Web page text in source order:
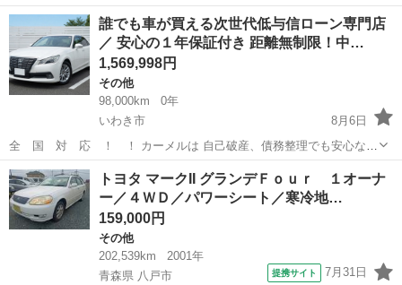
『次世代の低与信ローン』を取り扱っております！ 今 回 紹
介 す る お 車 は こ ち ら ！ ！ ■車両本体価格：...
福島 いわき市 プリウス ローン
誰でも車が買える次世代低与信ローン専門店
／ 安心の１年保証付き 距離無制限！中…
1,569,998円
その他
98,000km
0年
いわき市
8月6日
全 国 対 応 ！ ！ カーメルは 自己破産、債務整理でも安心な
『次世代の低与信ローン』を取り扱っております！ 今 回 紹
介 す る お 車 は こ ち ら ！ ！ ■車両本体価格：...
福島 いわき市 その他
トヨタ マークII グランデＦｏｕｒ １オーナ
ー／４ＷＤ／パワーシート／寒冷地…
159,000円
その他
202,539km
2001年
青森県 八戸市
提携サイト 7月31日